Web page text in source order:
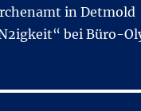
in Detmold
bei Büro-